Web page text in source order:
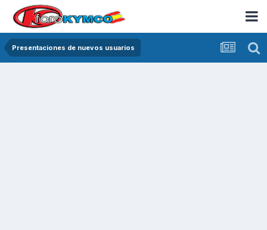
Presentaciones de nuevos usuarios